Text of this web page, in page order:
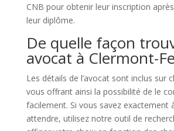
CNB pour obtenir leur inscription
leur diplôme.
De quelle façon
avocat à Clermont-
Les détails de l’avocat sont inclus sur
vous offrant ainsi la possibilité de le
facilement. Si vous savez exactement
attendre, utilisez notre outil de